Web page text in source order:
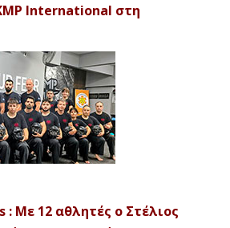
International στη
Με 12 αθλητές ο Στέλιος